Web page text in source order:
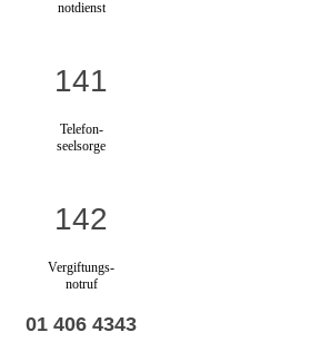
notdienst
141
Telefon-
seelsorge
142
Vergiftungs-
notruf
01 406 4343